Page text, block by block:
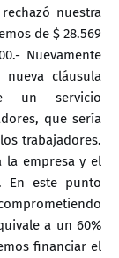
nuestra
de $ 28.569
Nuevamente
cláusula
un servicio
que sería
trabajadores.
la empresa y el
En este punto
a un 60%
financiar el